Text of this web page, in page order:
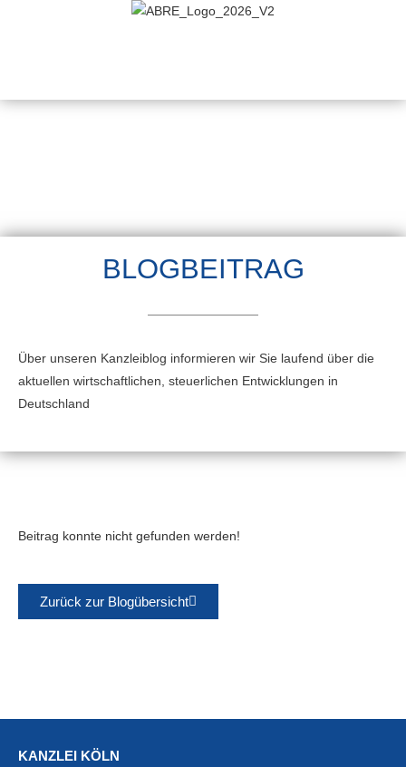
BLOGBEITRAG
Über unseren Kanzleiblog informieren wir Sie laufend über die
aktuellen wirtschaftlichen, steuerlichen Entwicklungen in
Deutschland
Beitrag konnte nicht gefunden werden!
Zurück zur Blogübersicht
KANZLEI KÖLN